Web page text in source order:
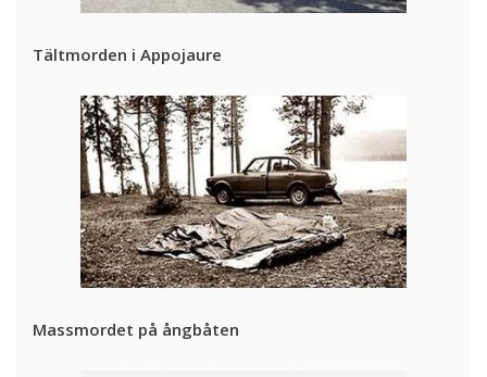
Tältmorden i Appojaure
Massmordet på ångbåten